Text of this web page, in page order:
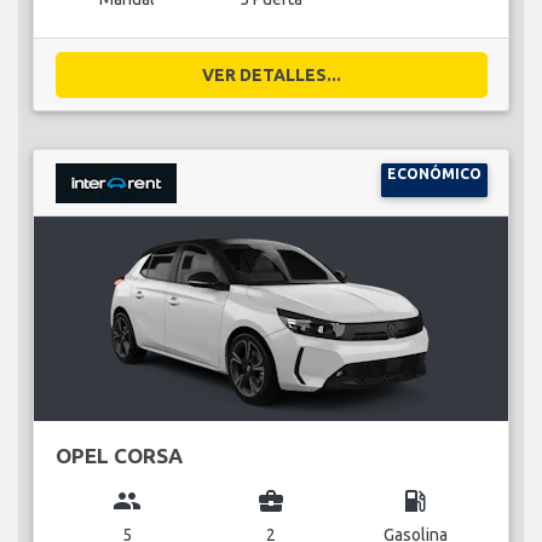
VER DETALLES...
ECONÓMICO
OPEL CORSA
group
5
business_center
2
local_gas_station
Gasolina